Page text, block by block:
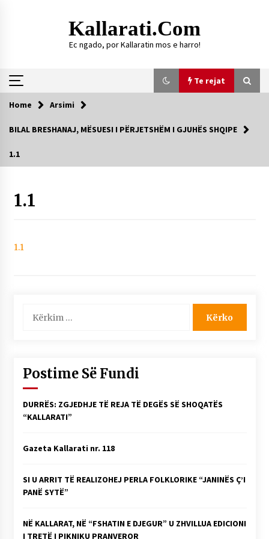
Kallarati.com
Ec ngado, por Kallaratin mos e harro!
Te rejat
Te rejat
Gazeta Kallarati nr. 118
07/07/2026
“JANINËS Ç’I PANË SYTË”
26/05/2026
Gazeta Kallarati nr. 116
28/01/2026
Mbi kockat e martirëve ngrihet Atdheu
Gazeta Kallarati nr. 115
Faksimilet e një 83 vjetori lufte: Çfarë shkruan
04/10/2025
Home Arsimi
BILAL BRESHANAJ, MËSUESI I PËRJETSHËM I GJUHËS SHQIPE
1.1
1.1
1.1
për:
Postime Së Fundi
DURRËS: ZGJEDHJE TË REJA TË DEGËS SË SHOQATËS
“KALLARATI”
Gazeta Kallarati nr. 118
SI U ARRIT TË REALIZOHEJ PERLA FOLKLORIKE “JANINËS Ç’I
PANË SYTË”
NË KALLARAT, NË “FSHATIN E DJEGUR” U ZHVILLUA EDICIONI
I TRETË I PIKNIKU PRANVEROR